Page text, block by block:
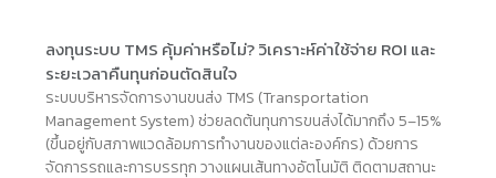
ลงทุนระบบ TMS คุ้มค่าหรือไม่? วิเคราะห์ค่าใช้จ่าย ROI และ
ระยะเวลาคืนทุนก่อนตัดสินใจ
ระบบบริหารจัดการงานขนส่ง TMS (Transportation
Management System) ช่วยลดต้นทุนการขนส่งได้มากถึง 5–15%
(ขึ้นอยู่กับสภาพแวดล้อมการทำงานของแต่ละองค์กร) ด้วยการ
จัดการรถและการบรรทุก วางแผนเส้นทางอัตโนมัติ ติดตามสถานะ